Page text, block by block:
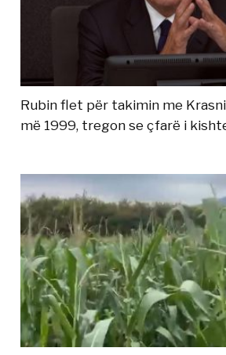
Rubin flet për takimin me
më 1999, tregon se çfarë i